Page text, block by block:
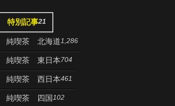
特別記事21
純喫茶 北海道1,286
純喫茶 東日本704
純喫茶 西日本461
純喫茶 四国 102